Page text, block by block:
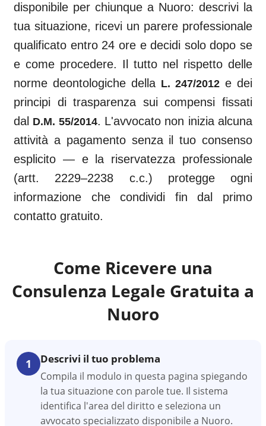
disponibile per chiunque a Nuoro: descrivi la
tua situazione, ricevi un parere professionale
qualificato entro 24 ore e decidi solo dopo se
e come procedere. Il tutto nel rispetto delle
norme deontologiche della L. 247/2012 e dei
principi di trasparenza sui compensi fissati
dal D.M. 55/2014. L'avvocato non inizia alcuna
attività a pagamento senza il tuo consenso
esplicito — e la riservatezza professionale
(artt. 2229–2238 c.c.) protegge ogni
informazione che condividi fin dal primo
contatto gratuito.
Come Ricevere una
Consulenza Legale Gratuita a
Nuoro
1 Descrivi il tuo problema
Compila il modulo in questa pagina spiegando
la tua situazione con parole tue. Il sistema
identifica l'area del diritto e seleziona un
avvocato specializzato disponibile a Nuoro.